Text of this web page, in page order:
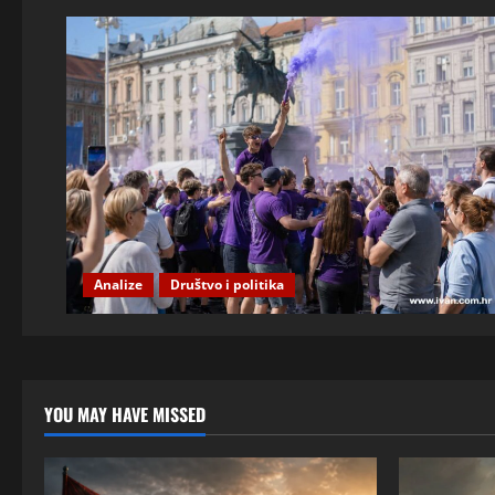
Analize Društvo i politika
YOU MAY HAVE MISSED